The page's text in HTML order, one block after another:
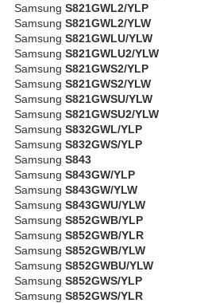
Samsung S821GWL2/YLP
Samsung S821GWL2/YLW
Samsung S821GWLU/YLW
Samsung S821GWLU2/YLW
Samsung S821GWS2/YLP
Samsung S821GWS2/YLW
Samsung S821GWSU/YLW
Samsung S821GWSU2/YLW
Samsung S832GWL/YLP
Samsung S832GWS/YLP
Samsung S843
Samsung S843GW/YLP
Samsung S843GW/YLW
Samsung S843GWU/YLW
Samsung S852GWB/YLP
Samsung S852GWB/YLR
Samsung S852GWB/YLW
Samsung S852GWBU/YLW
Samsung S852GWS/YLP
Samsung S852GWS/YLR